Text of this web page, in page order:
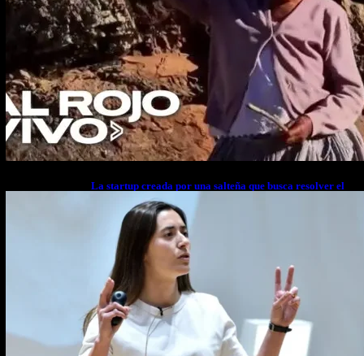
La startup creada por una salteña que busca resolver el
estrés financiero en Latinoamérica